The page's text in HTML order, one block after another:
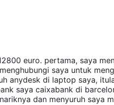
membantu kliennya dengan
meminta Anda untuk
euro. pertama, saya
saya untuk
anydesk di laptop saya,
saya caixabank di
dan menyuruh saya